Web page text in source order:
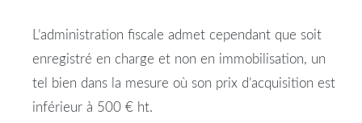
L’administration fiscale admet cependant que soit
enregistré en charge et non en immobilisation, un
tel bien dans la mesure où son prix d’acquisition est
inférieur à 500 € ht.